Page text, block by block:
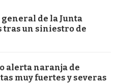
de la Junta
tras un siniestro de
alerta naranja de
muy fuertes y severas